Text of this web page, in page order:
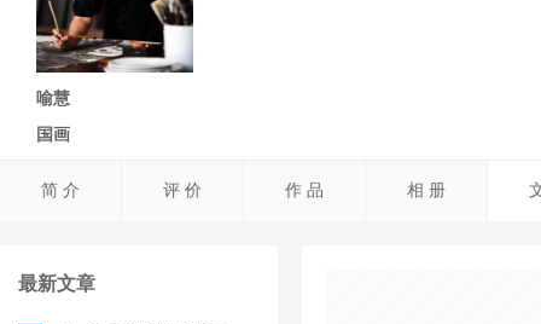
喻慧
国画
简 介 评 价 作 品 相 册
最新文章